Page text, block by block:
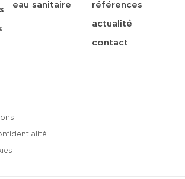
eau sanitaire références
actualité
contact